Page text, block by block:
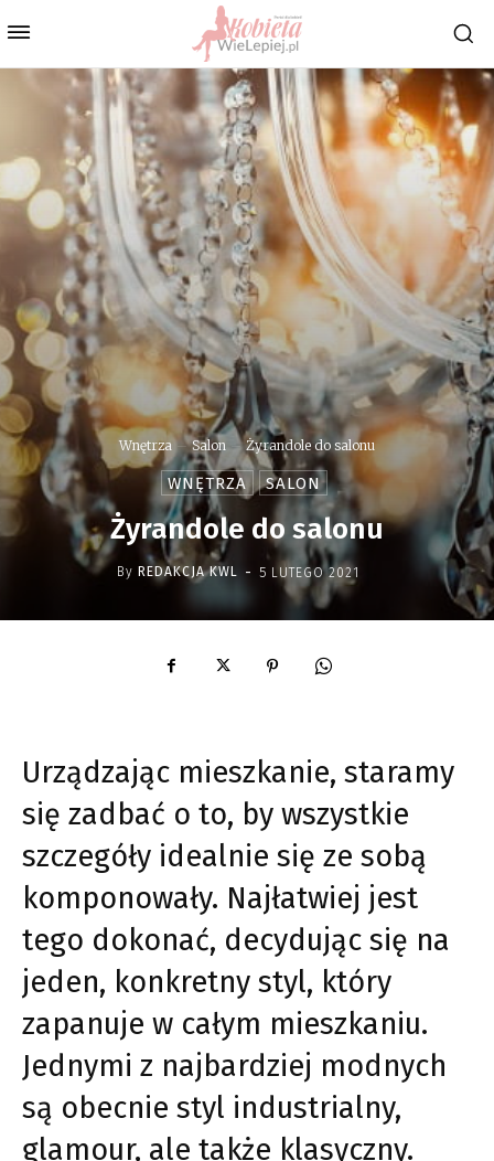
Wnętrza Salon Żyrandole do salonu
WNĘTRZA SALON
Żyrandole do salonu
By REDAKCJA KWL - 5 LUTEGO 2021
Urządzając mieszkanie, staramy
się zadbać o to, by wszystkie
szczegóły idealnie się ze sobą
komponowały. Najłatwiej jest
tego dokonać, decydując się na
jeden, konkretny styl, który
zapanuje w całym mieszkaniu.
Jednymi z najbardziej modnych
są obecnie styl industrialny,
glamour, ale także klasyczny.